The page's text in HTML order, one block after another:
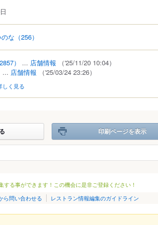
な （256）
） ... 店舗情報
（'25/11/20 10:04）
... 店舗情報 （'25/03/24 23:26）
しく見る
印刷ページを表示
る事ができます！この機会に是非ご登録ください！
ら問い合わせる レストラン情報編集のガイドライン